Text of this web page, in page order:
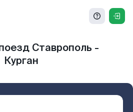
Ставрополь -
Курган